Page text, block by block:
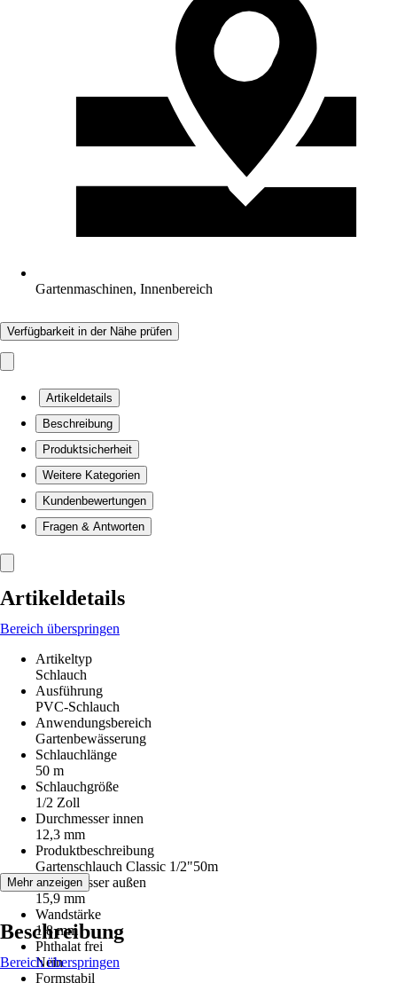
Gartenmaschinen, Innenbereich
Verfügbarkeit in der Nähe prüfen
Artikeldetails
Beschreibung
Produktsicherheit
Weitere Kategorien
Kundenbewertungen
Fragen & Antworten
Artikeldetails
Bereich überspringen
Artikeltyp
Schlauch
Ausführung
PVC-Schlauch
Anwendungsbereich
Gartenbewässerung
Schlauchlänge
50 m
Schlauchgröße
1/2 Zoll
Durchmesser innen
12,3 mm
Produktbeschreibung
Gartenschlauch Classic 1/2"50m
Durchmesser außen
15,9 mm
Wandstärke
1,8 mm
Phthalat frei
Nein
Formstabil
Mehr anzeigen
Beschreibung
Bereich überspringen